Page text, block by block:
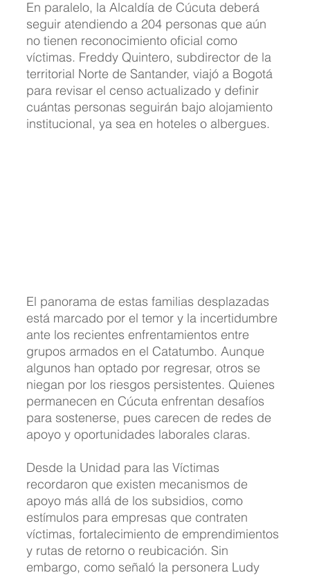
En paralelo, la Alcaldía de Cúcuta deberá
seguir atendiendo a 204 personas que aún
no tienen reconocimiento oficial como
víctimas. Freddy Quintero, subdirector de la
territorial Norte de Santander, viajó a Bogotá
para revisar el censo actualizado y definir
cuántas personas seguirán bajo alojamiento
institucional, ya sea en hoteles o albergues.
El panorama de estas familias desplazadas
está marcado por el temor y la incertidumbre
ante los recientes enfrentamientos entre
grupos armados en el Catatumbo. Aunque
algunos han optado por regresar, otros se
niegan por los riesgos persistentes. Quienes
permanecen en Cúcuta enfrentan desafíos
para sostenerse, pues carecen de redes de
apoyo y oportunidades laborales claras.
Desde la Unidad para las Víctimas
recordaron que existen mecanismos de
apoyo más allá de los subsidios, como
estímulos para empresas que contraten
víctimas, fortalecimiento de emprendimientos
y rutas de retorno o reubicación. Sin
embargo, como señaló la personera Ludy